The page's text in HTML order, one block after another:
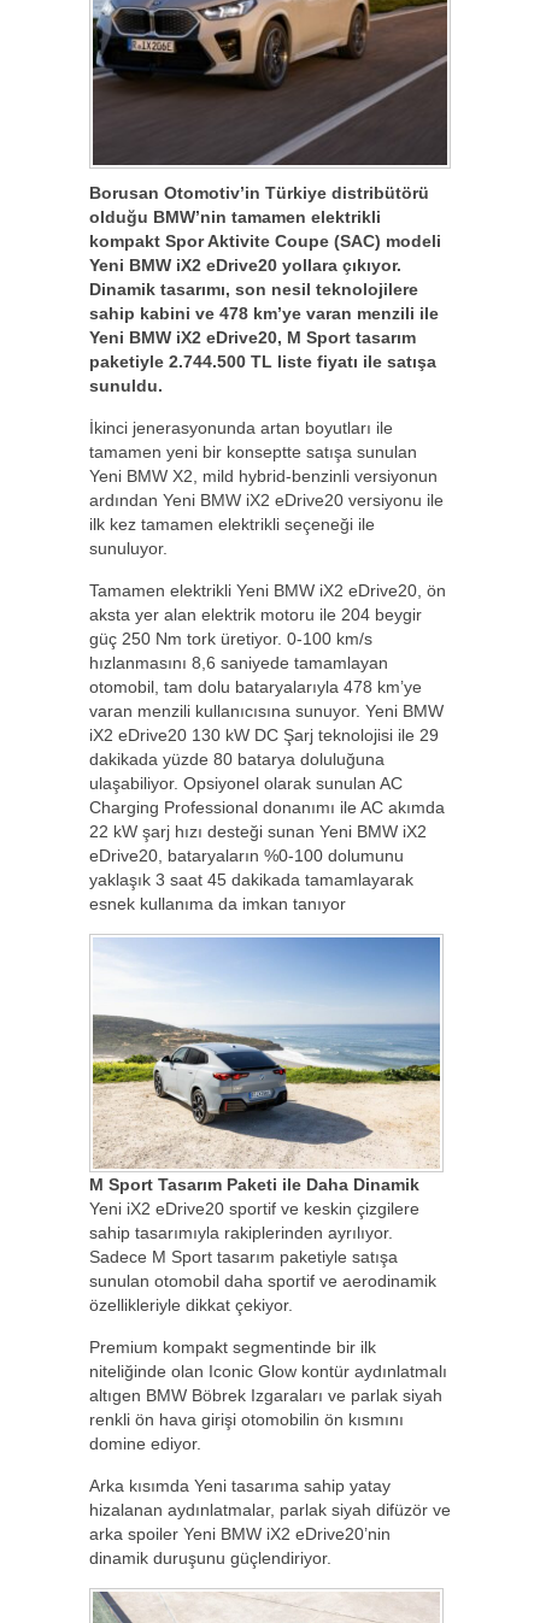
Borusan Otomotiv’in Türkiye distribütörü
olduğu BMW’nin tamamen elektrikli
kompakt Spor Aktivite Coupe (SAC) modeli
Yeni BMW iX2 eDrive20 yollara çıkıyor.
Dinamik tasarımı, son nesil teknolojilere
sahip kabini ve 478 km’ye varan menzili ile
Yeni BMW iX2 eDrive20, M Sport tasarım
paketiyle 2.744.500 TL liste fiyatı ile satışa
sunuldu.
İkinci jenerasyonunda artan boyutları ile
tamamen yeni bir konseptte satışa sunulan
Yeni BMW X2, mild hybrid-benzinli versiyonun
ardından Yeni BMW iX2 eDrive20 versiyonu ile
ilk kez tamamen elektrikli seçeneği ile
sunuluyor.
Tamamen elektrikli Yeni BMW iX2 eDrive20, ön
aksta yer alan elektrik motoru ile 204 beygir
güç 250 Nm tork üretiyor. 0-100 km/s
hızlanmasını 8,6 saniyede tamamlayan
otomobil, tam dolu bataryalarıyla 478 km’ye
varan menzili kullanıcısına sunuyor. Yeni BMW
iX2 eDrive20 130 kW DC Şarj teknolojisi ile 29
dakikada yüzde 80 batarya doluluğuna
ulaşabiliyor. Opsiyonel olarak sunulan AC
Charging Professional donanımı ile AC akımda
22 kW şarj hızı desteği sunan Yeni BMW iX2
eDrive20, bataryaların %0-100 dolumunu
yaklaşık 3 saat 45 dakikada tamamlayarak
esnek kullanıma da imkan tanıyor
M Sport Tasarım Paketi ile Daha Dinamik
Yeni iX2 eDrive20 sportif ve keskin çizgilere
sahip tasarımıyla rakiplerinden ayrılıyor.
Sadece M Sport tasarım paketiyle satışa
sunulan otomobil daha sportif ve aerodinamik
özellikleriyle dikkat çekiyor.
Premium kompakt segmentinde bir ilk
niteliğinde olan Iconic Glow kontür aydınlatmalı
altıgen BMW Böbrek Izgaraları ve parlak siyah
renkli ön hava girişi otomobilin ön kısmını
domine ediyor.
Arka kısımda Yeni tasarıma sahip yatay
hizalanan aydınlatmalar, parlak siyah difüzör ve
arka spoiler Yeni BMW iX2 eDrive20’nin
dinamik duruşunu güçlendiriyor.